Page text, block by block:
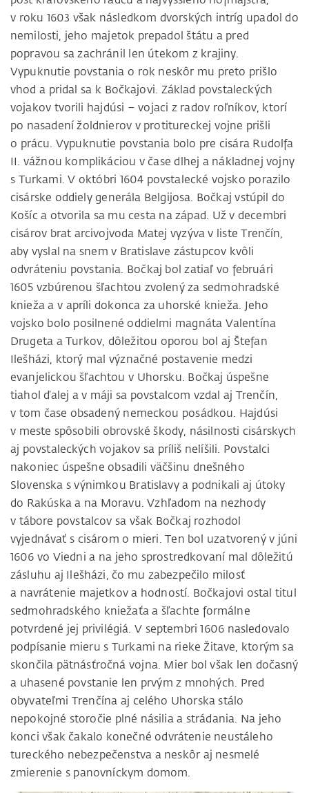
v roku 1603 však následkom dvorských intríg upadol do
nemilosti, jeho majetok prepadol štátu a pred
popravou sa zachránil len útekom z krajiny.
Vypuknutie povstania o rok neskôr mu preto prišlo
vhod a pridal sa k Bočkajovi. Základ povstaleckých
vojakov tvorili hajdúsi – vojaci z radov roľníkov, ktorí
po nasadení žoldnierov v protitureckej vojne prišli
o prácu. Vypuknutie povstania bolo pre cisára Rudolfa
II. vážnou komplikáciou v čase dlhej a nákladnej vojny
s Turkami. V októbri 1604 povstalecké vojsko porazilo
cisárske oddiely generála Belgijosa. Bočkaj vstúpil do
Košíc a otvorila sa mu cesta na západ. Už v decembri
cisárov brat arcivojvoda Matej vyzýva v liste Trenčín,
aby vyslal na snem v Bratislave zástupcov kvôli
odvráteniu povstania. Bočkaj bol zatiaľ vo februári
1605 vzbúrenou šľachtou zvolený za sedmohradské
knieža a v apríli dokonca za uhorské knieža. Jeho
vojsko bolo posilnené oddielmi magnáta Valentína
Drugeta a Turkov, dôležitou oporou bol aj Štefan
Ilešházi, ktorý mal význačné postavenie medzi
evanjelickou šľachtou v Uhorsku. Bočkaj úspešne
tiahol ďalej a v máji sa povstalcom vzdal aj Trenčín,
v tom čase obsadený nemeckou posádkou. Hajdúsi
v meste spôsobili obrovské škody, násilnosti cisárskych
aj povstaleckých vojakov sa príliš nelíšili. Povstalci
nakoniec úspešne obsadili väčšinu dnešného
Slovenska s výnimkou Bratislavy a podnikali aj útoky
do Rakúska a na Moravu. Vzhľadom na nezhody
v tábore povstalcov sa však Bočkaj rozhodol
vyjednávať s cisárom o mieri. Ten bol uzatvorený v júni
1606 vo Viedni a na jeho sprostredkovaní mal dôležitú
zásluhu aj Ilešházi, čo mu zabezpečilo milosť
a navrátenie majetkov a hodností. Bočkajovi ostal titul
sedmohradského kniežaťa a šľachte formálne
potvrdené jej privilégiá. V septembri 1606 nasledovalo
podpísanie mieru s Turkami na rieke Žitave, ktorým sa
skončila pätnásťročná vojna. Mier bol však len dočasný
a uhasené povstanie len prvým z mnohých. Pred
obyvateľmi Trenčína aj celého Uhorska stálo
nepokojné storočie plné násilia a strádania. Na jeho
konci však čakalo konečné odvrátenie neustáleho
tureckého nebezpečenstva a neskôr aj nesmelé
zmierenie s panovníckym domom.